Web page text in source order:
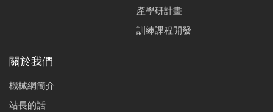
產學研計畫
訓練課程開發
關於我們
機械網簡介
站長的話